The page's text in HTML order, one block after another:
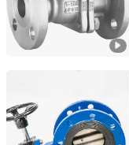
Guangzhou
Guangdong, China